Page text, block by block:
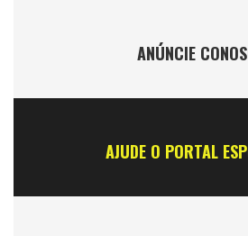
ANÚNCIE
AJUDE O PORTAL